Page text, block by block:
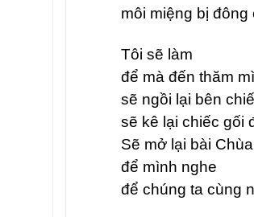
môi miệng bị đông
Tôi sẽ làm
để mà đến thăm
sẽ ngồi lại bên
sẽ kê lại chiếc gối
Sẽ mở lại bài
để mình nghe
để chúng ta cùng